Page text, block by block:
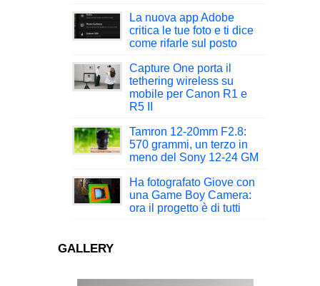
La nuova app Adobe
critica le tue foto e ti dice
come rifarle sul posto
Capture One porta il
tethering wireless su
mobile per Canon R1 e
R5 II
Tamron 12-20mm F2.8:
570 grammi, un terzo in
meno del Sony 12-24 GM
Ha fotografato Giove con
una Game Boy Camera:
ora il progetto è di tutti
GALLERY